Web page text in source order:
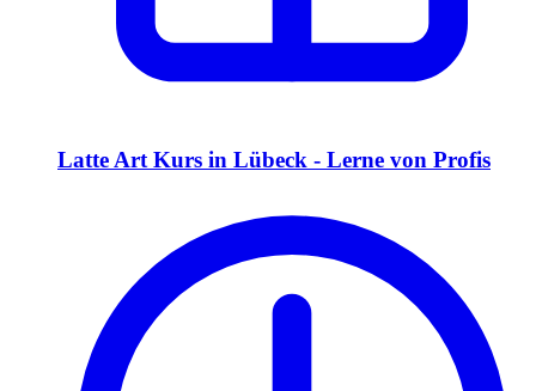
Latte Art Kurs in Lübeck - Lerne von Profis